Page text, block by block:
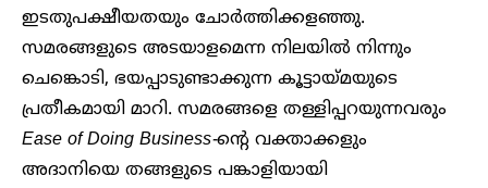
ഇടതുപക്ഷീയതയും ചോർത്തിക്കളഞ്ഞു.
സമരങ്ങളുടെ അടയാളമെന്ന നിലയിൽ നിന്നും
ചെങ്കൊടി, ഭയപ്പാടുണ്ടാക്കുന്ന കൂട്ടായ്മയുടെ
പ്രതീകമായി മാറി. സമരങ്ങളെ തള്ളിപ്പറയുന്നവരും
Ease of Doing Business-ൻ്റെ വക്താക്കളും
അദാനിയെ തങ്ങളുടെ പങ്കാളിയായി